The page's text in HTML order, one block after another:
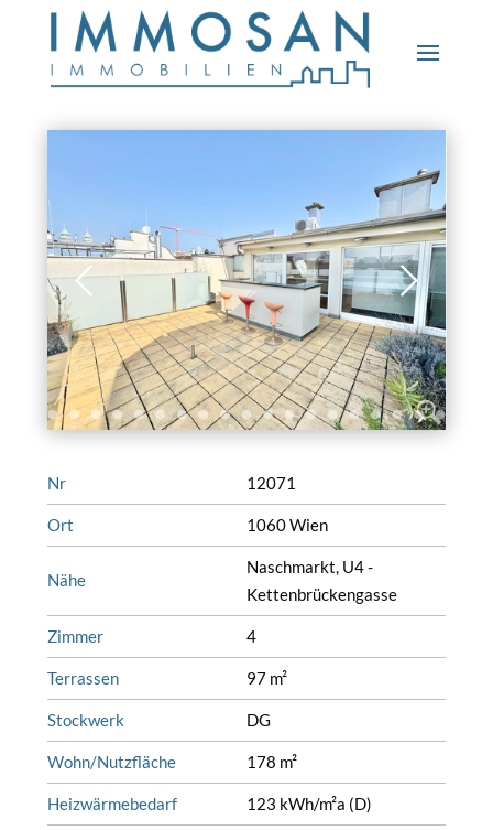
Nr 12071
Ort 1060 Wien
Nähe
Naschmarkt, U4 -
Kettenbrückengasse
Zimmer 4
Terrassen 97 m²
Stockwerk DG
Wohn/Nutzfläche 178 m²
Heizwärmebedarf 123 kWh/m²a (D)